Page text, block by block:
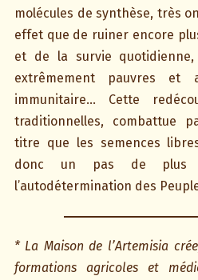
molécules de synthèse, très
effet que de ruiner encore
et de la survie
extrêmement pauvres
immunitaire… Cette
traditionnelles, combattue
titre que les semences
donc un pas de plus
l’autodétermination des
* La Maison de l’Artemisia
formations agricoles et